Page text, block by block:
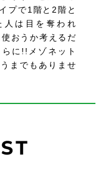
プで1階と2階と
人は目を奪われ
おうか考えるだ
に!!メゾネット
までもありませ